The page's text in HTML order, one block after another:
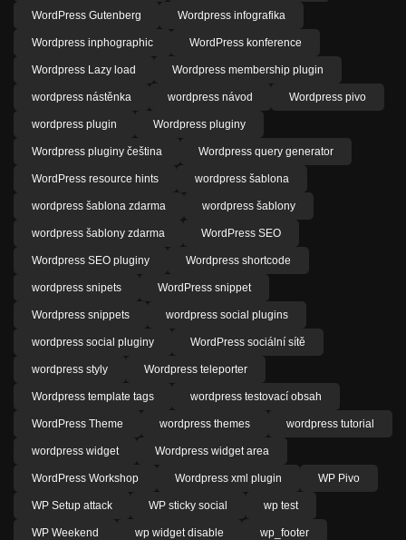
WordPress Gutenberg Wordpress infografika
Wordpress inphographic WordPress konference
Wordpress Lazy load Wordpress membership plugin
wordpress nástěnka wordpress návod Wordpress pivo
wordpress plugin Wordpress pluginy
Wordpress pluginy čeština Wordpress query generator
WordPress resource hints wordpress šablona
wordpress šablona zdarma wordpress šablony
wordpress šablony zdarma WordPress SEO
Wordpress SEO pluginy Wordpress shortcode
wordpress snipets WordPress snippet
Wordpress snippets wordpress social plugins
wordpress social pluginy WordPress sociální sítě
wordpress styly Wordpress teleporter
Wordpress template tags wordpress testovací obsah
WordPress Theme wordpress themes wordpress tutorial
wordpress widget Wordpress widget area
WordPress Workshop Wordpress xml plugin WP Pivo
WP Setup attack WP sticky social wp test
WP Weekend wp widget disable wp_footer